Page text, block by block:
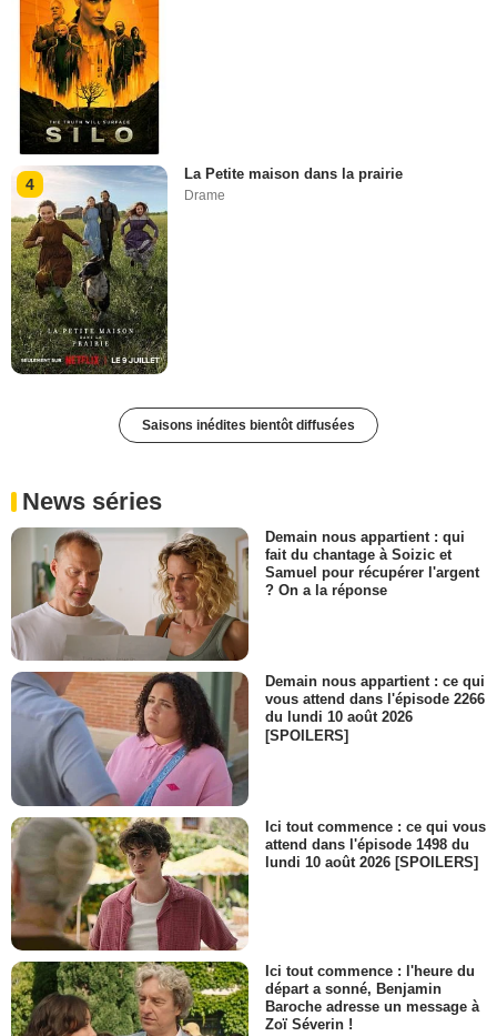
4
La Petite maison dans la prairie
Drame
Saisons inédites bientôt diffusées
News séries
Demain nous appartient : qui
fait du chantage à Soizic et
Samuel pour récupérer l'argent
? On a la réponse
Demain nous appartient : ce qui
vous attend dans l'épisode 2266
du lundi 10 août 2026
[SPOILERS]
Ici tout commence : ce qui vous
attend dans l'épisode 1498 du
lundi 10 août 2026 [SPOILERS]
Ici tout commence : l'heure du
départ a sonné, Benjamin
Baroche adresse un message à
Zoï Séverin !